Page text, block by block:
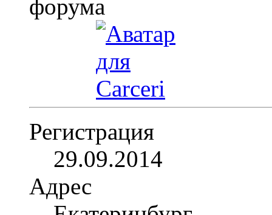
Регистрация
29.09.2014
Адрес